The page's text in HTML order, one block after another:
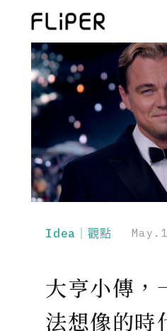
Idea｜觀點
大亨小傳，
法想像的時